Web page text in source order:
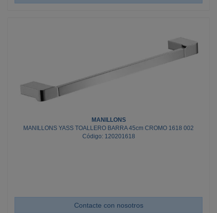
MANILLONS
MANILLONS YASS TOALLERO BARRA 45cm CROMO 1618 002
Código: 120201618
Contacte con nosotros